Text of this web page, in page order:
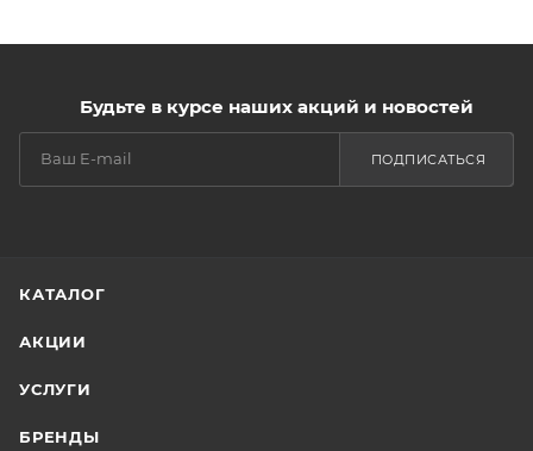
Будьте в курсе наших акций и новостей
ПОДПИСАТЬСЯ
КАТАЛОГ
АКЦИИ
УСЛУГИ
БРЕНДЫ